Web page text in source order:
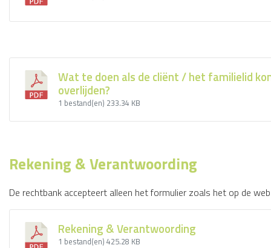
Wat te doen als de cliënt / het familielid
overlijden?
1 bestand(en) 233.34 KB
Rekening & Verantwoording
De rechtbank accepteert alleen het formulier zoals het op de
Rekening & Verantwoording
1 bestand(en) 425.28 KB